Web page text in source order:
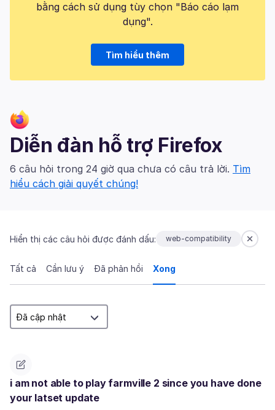
bằng cách sử dụng tùy chọn "Báo cáo lạm
dụng".
Tìm hiểu thêm
Diễn đàn hỗ trợ Firefox
6 câu hỏi trong 24 giờ qua chưa có câu trả lời. Tìm
hiểu cách giải quyết chúng!
Hiển thị các câu hỏi được đánh dấu: web-compatibility
Tất cả Cần lưu ý Đã phản hồi Xong
i am not able to play farmville 2 since you have done
your latset update